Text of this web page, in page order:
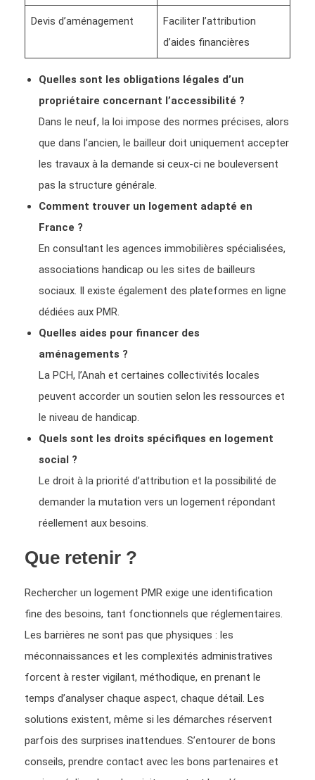
Devis d’aménagement
Faciliter l’attribution
d’aides financières
Quelles sont les obligations légales d’un
propriétaire concernant l’accessibilité ?
Dans le neuf, la loi impose des normes précises, alors
que dans l’ancien, le bailleur doit uniquement accepter
les travaux à la demande si ceux-ci ne bouleversent
pas la structure générale.
Comment trouver un logement adapté en
France ?
En consultant les agences immobilières spécialisées,
associations handicap ou les sites de bailleurs
sociaux. Il existe également des plateformes en ligne
dédiées aux PMR.
Quelles aides pour financer des
aménagements ?
La PCH, l’Anah et certaines collectivités locales
peuvent accorder un soutien selon les ressources et
le niveau de handicap.
Quels sont les droits spécifiques en logement
social ?
Le droit à la priorité d’attribution et la possibilité de
demander la mutation vers un logement répondant
réellement aux besoins.
Que retenir ?
Rechercher un logement PMR exige une identification
fine des besoins, tant fonctionnels que réglementaires.
Les barrières ne sont pas que physiques : les
méconnaissances et les complexités administratives
forcent à rester vigilant, méthodique, en prenant le
temps d’analyser chaque aspect, chaque détail. Les
solutions existent, même si les démarches réservent
parfois des surprises inattendues. S’entourer de bons
conseils, prendre contact avec les bons partenaires et